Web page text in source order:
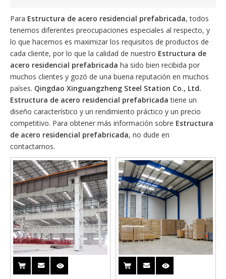
Para Estructura de acero residencial prefabricada, todos
tenemos diferentes preocupaciones especiales al respecto, y
lo que hacemos es maximizar los requisitos de productos de
cada cliente, por lo que la calidad de nuestro Estructura de
acero residencial prefabricada ha sido bien recibida por
muchos clientes y gozó de una buena reputación en muchos
países. Qingdao Xinguangzheng Steel Station Co., Ltd.
Estructura de acero residencial prefabricada tiene un
diseño característico y un rendimiento práctico y un precio
competitivo. Para obtener más información sobre Estructura
de acero residencial prefabricada, no dude en
contactarnos.